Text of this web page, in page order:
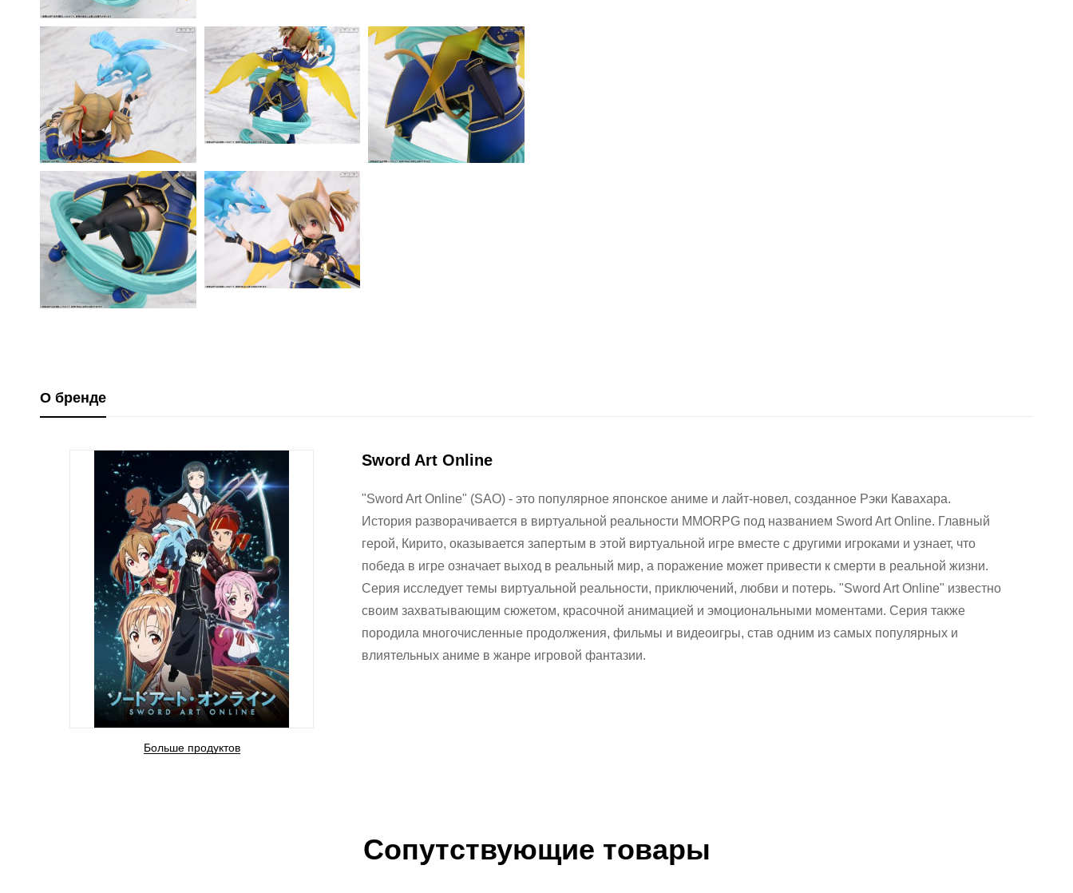
О бренде
Больше продуктов
Sword Art Online
"Sword Art Online" (SAO) - это популярное японское аниме и лайт-новел, созданное Рэки Кавахара.
История разворачивается в виртуальной реальности MMORPG под названием Sword Art Online. Главный
герой, Кирито, оказывается запертым в этой виртуальной игре вместе с другими игроками и узнает, что
победа в игре означает выход в реальный мир, а поражение может привести к смерти в реальной жизни.
Серия исследует темы виртуальной реальности, приключений, любви и потерь. "Sword Art Online" известно
своим захватывающим сюжетом, красочной анимацией и эмоциональными моментами. Серия также
породила многочисленные продолжения, фильмы и видеоигры, став одним из самых популярных и
влиятельных аниме в жанре игровой фантазии.
Сопутствующие товары